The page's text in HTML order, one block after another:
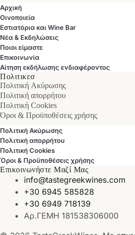
Αρχική
Οινοποιεία
Εστιατόρια και Wine Bar
Νέα & Εκδηλώσεις
Ποιοι είμαστε
Επικοινωνία
Αίτηση εκδήλωσης ενδιαφέροντος
Πολιτικεσ
Πολιτική Ακύρωσης
Πολιτική απορρήτου
Πολιτική Cookies
Όροι & Προϋποθέσεις χρήσης
Πολιτική Ακύρωσης
Πολιτική απορρήτου
Πολιτική Cookies
Όροι & Προϋποθέσεις χρήσης
Επικοινωνήστε Μαζί Μας
info@tastegreekwines.com
+30 6945 585828
+30 6949 718139
Αρ.ΓΕΜΗ 181538306000